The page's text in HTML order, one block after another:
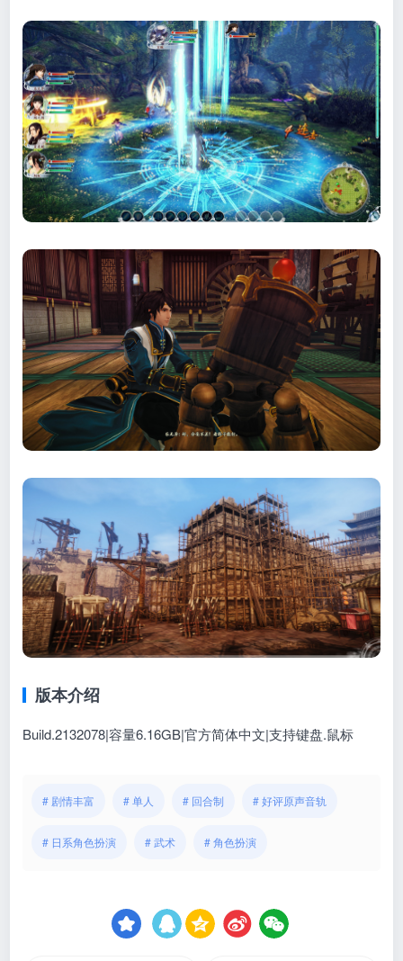
版本介绍
Build.2132078|容量6.16GB|官方简体中文|支持键盘.鼠标
# 剧情丰富 # 单人 # 回合制 # 好评原声音轨
# 日系角色扮演 # 武术 # 角色扮演